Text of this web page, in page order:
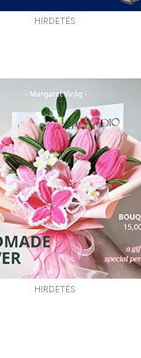
HIRDETÉS
HIRDETÉS